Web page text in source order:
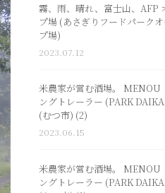
霧、雨、晴れ、富士山、AFP
プ場 (あさぎりフードパーク
プ場)
2023.07.12
米農家が営む酒場。 MENOU
ングトレーラー (PARK
(むつ市) (2)
2023.06.15
米農家が営む酒場。 MENOU
ングトレーラー (PARK